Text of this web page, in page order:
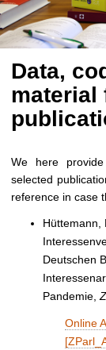
n
t
e
Data,
material
We here
selected
reference in case
Hüttemann,
Deutschen
Pandemie,
Online